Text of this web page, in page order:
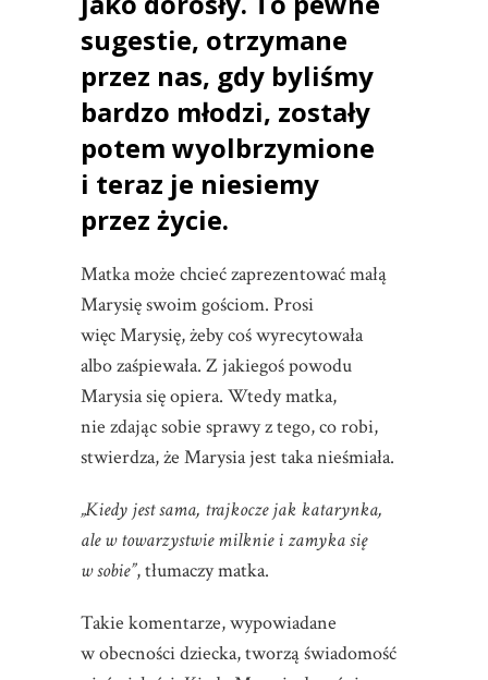
sugestie, otrzymane
przez nas, gdy byliśmy
bardzo młodzi, zostały
potem wyolbrzymione
i teraz je niesiemy
przez życie.
Matka może chcieć zaprezentować małą
Marysię swoim gościom. Prosi
więc Marysię, żeby coś wyrecytowała
albo zaśpiewała. Z jakiegoś powodu
Marysia się opiera. Wtedy matka,
nie zdając sobie sprawy z tego, co robi,
stwierdza, że Marysia jest taka nieśmiała.
„Kiedy jest sama, trajkocze jak katarynka,
ale w towarzystwie milknie i zamyka się
w sobie”, tłumaczy matka.
Takie komentarze, wypowiadane
w obecności dziecka, tworzą świadomość